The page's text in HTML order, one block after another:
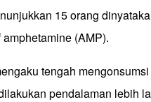
15 orang
(AMP).
tengah
pendalaman lebih